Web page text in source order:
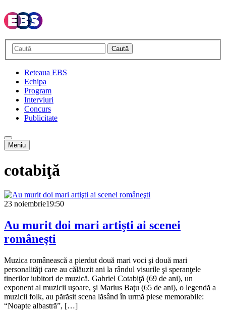
Caută
Reteaua EBS
Echipa
Program
Interviuri
Concurs
Publicitate
Meniu
cotabiţă
23 noiembrie19:50
Au murit doi mari artişti ai scenei
româneşti
Muzica românească a pierdut două mari voci şi două mari
personalităţi care au călăuzit ani la rândul visurile şi speranţele
tinerilor iubitori de muzică. Gabriel Cotabiţă (69 de ani), un
exponent al muzicii uşoare, şi Marius Baţu (65 de ani), o legendă a
muzicii folk, au părăsit scena lăsând în urmă piese memorabile:
“Noapte albastră”, […]